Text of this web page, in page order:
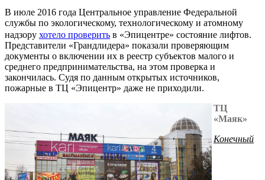
В июле 2016 года Центральное управление Федеральной
службы по экологическому, технологическому и атомному
надзору хотело проверить в «Эпицентре» состояние лифтов.
Представители «Грандлидера» показали проверяющим
документы о включении их в реестр субъектов малого и
среднего предпринимательства, на этом проверка и
закончилась. Судя по данным открытых источников,
пожарные в ТЦ «Эпицентр» даже не приходили.
ТЦ
«Маяк»
Конечный